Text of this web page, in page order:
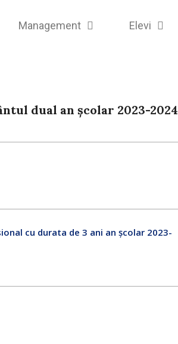
Management Elevi
dual an școlar 2023-2024
cu durata de 3 ani an școlar 2023-